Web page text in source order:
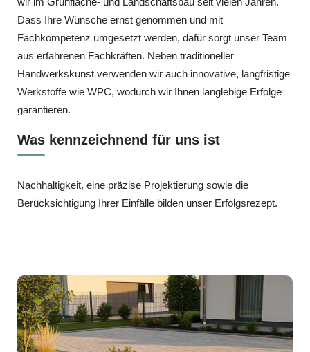
Dass Ihre Wünsche ernst genommen und mit
Fachkompetenz umgesetzt werden, dafür sorgt unser Team
aus erfahrenen Fachkräften. Neben traditioneller
Handwerkskunst verwenden wir auch innovative, langfristige
Werkstoffe wie WPC, wodurch wir Ihnen langlebige Erfolge
garantieren.
Was kennzeichnend für uns ist
Nachhaltigkeit, eine präzise Projektierung sowie die
Berücksichtigung Ihrer Einfälle bilden unser Erfolgsrezept.